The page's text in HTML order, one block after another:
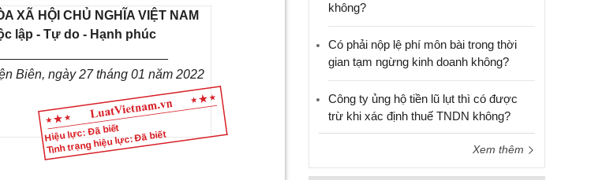
Hiệu lực: Đã biết
Tình trạng hiệu lực: Đã biết
XÃ HỘI CHỦ NGHĨA VIỆT NAM
lập - Tự do - Hạnh phúc
Biên, ngày 27 tháng 01 năm 2022
không?
Có phải nộp lệ phí môn bài trong thời
gian tạm ngừng kinh doanh không?
Công ty ủng hộ tiền lũ lụt thì có được
trừ khi xác định thuế TNDN không?
Xem thêm